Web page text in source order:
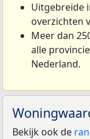
Uitgebreide
overzichten
Meer dan
alle
Nederland.
Bekijk ook de